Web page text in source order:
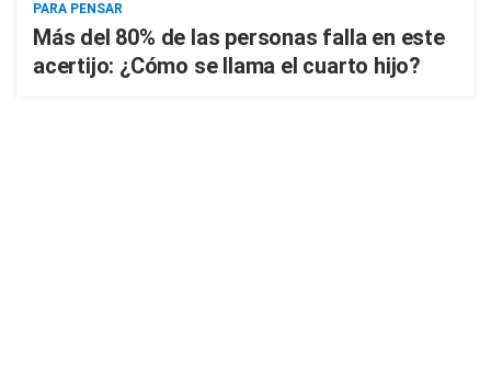
PARA PENSAR
Más del 80% de las personas falla en este
acertijo: ¿Cómo se llama el cuarto hijo?